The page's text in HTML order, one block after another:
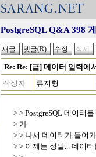
PostgreSQL Q&A 398
Re: Re: [급] 데이터 입력에
작성자
류지형
> > PostgreSQL 데이터
> 가
> > 나서 데이터가 들어
> > 이제는 정말... 데이